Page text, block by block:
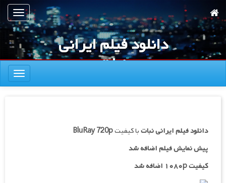
به
محتوای
اصلی
ناوبری
دانلود فیلم ایرانی
نبات
ناوبری
دانلود فیلم ایرانینباتبا کیفیت
پیش نمایش فیلم اضافه شد
کیفیت ۱۰۸۰p اضافه شد